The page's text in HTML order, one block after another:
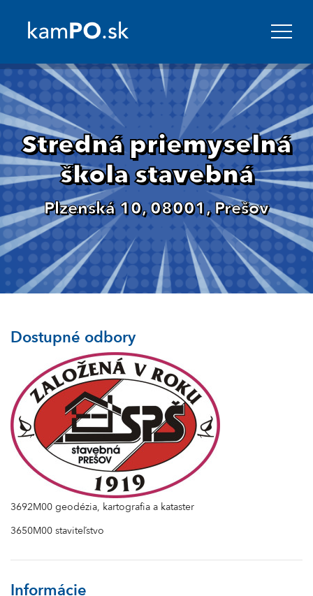
Stredná priemyselná
škola stavebná
Plzenská 10, 08001, Prešov
Dostupné odbory
3692M00 geodézia, kartografia a kataster
3650M00 staviteľstvo
Informácie